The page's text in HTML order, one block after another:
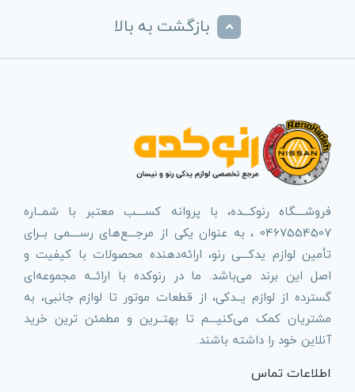
بازگشت به بالا
فروشــــگاه رنوکـــده، با پروانه کســــب معتبر با شمــاره
0467554507 ، به عنوان یکی از مرجـــع‌های رســــمی بــرای
تأمین لوازم یدکـــی رنو، ارائه‌دهنده محصولات با کیفیت و
اصل این برند می‌باشد. ما در رنوکده با ارائــه مجموعه‌ای
گسترده از لوازم یــدکی، از قطعات موتور تا لوازم جانبی، به
مشتریان کمک می‌کنیـــم تا بهتــرین و مطمئن ترین خرید
آنلاین خود را داشته باشند.
اطلاعات تماس